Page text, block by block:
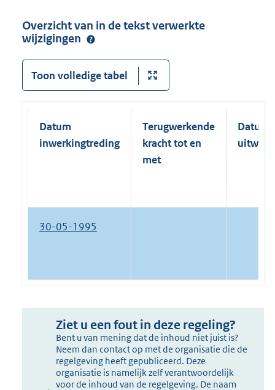
Overzicht van in de tekst verwerkte
wijzigingen
Toon volledige tabel
Datum
inwerkingtreding
Terugwerkende
kracht tot en
met
Datum
30-05-1995
Ziet u een fout in deze regeling?
Bent u van mening dat de inhoud niet juist is?
Neem dan contact op met de organisatie die de
regelgeving heeft gepubliceerd. Deze
organisatie is namelijk zelf verantwoordelijk
voor de inhoud van de regelgeving. De naam